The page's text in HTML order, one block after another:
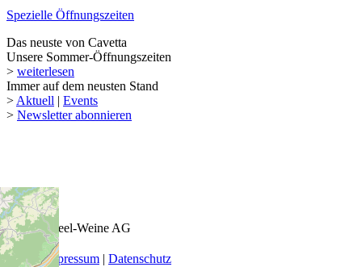
Spezielle Öffnungszeiten
Das neuste von Cavetta
Unsere Sommer-Öffnungszeiten
> weiterlesen
Immer auf dem neusten Stand
> Aktuell | Events
> Newsletter abonnieren
© 2026 Keel-Weine AG
AGB |Impressum | Datenschutz